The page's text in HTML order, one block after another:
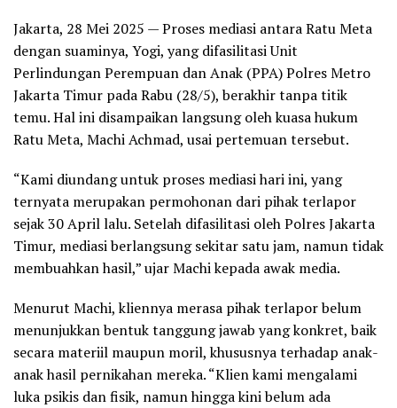
Jakarta, 28 Mei 2025 — Proses mediasi antara Ratu Meta
dengan suaminya, Yogi, yang difasilitasi Unit
Perlindungan Perempuan dan Anak (PPA) Polres Metro
Jakarta Timur pada Rabu (28/5), berakhir tanpa titik
temu. Hal ini disampaikan langsung oleh kuasa hukum
Ratu Meta, Machi Achmad, usai pertemuan tersebut.
“Kami diundang untuk proses mediasi hari ini, yang
ternyata merupakan permohonan dari pihak terlapor
sejak 30 April lalu. Setelah difasilitasi oleh Polres Jakarta
Timur, mediasi berlangsung sekitar satu jam, namun tidak
membuahkan hasil,” ujar Machi kepada awak media.
Menurut Machi, kliennya merasa pihak terlapor belum
menunjukkan bentuk tanggung jawab yang konkret, baik
secara materiil maupun moril, khususnya terhadap anak-
anak hasil pernikahan mereka. “Klien kami mengalami
luka psikis dan fisik, namun hingga kini belum ada